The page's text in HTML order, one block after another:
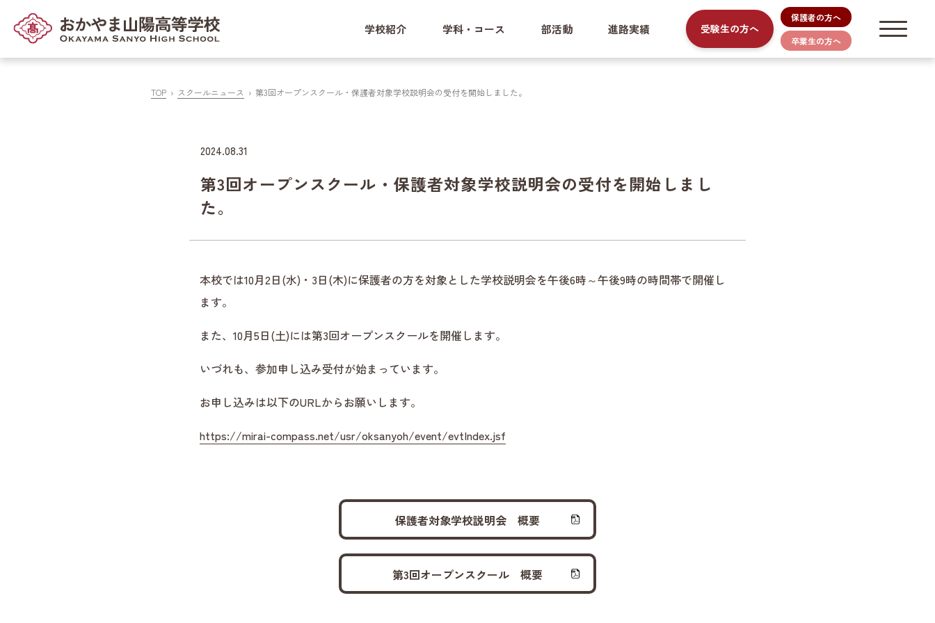
学校紹介 学科・コース 部活動 進路実績 受験生の方へ
保護者の方へ
卒業生の方へ
TOP スクールニュース 第3回オープンスクール・保護者対象学校説明会の受付を開始しました。
2024.08.31
第3回オープンスクール・保護者対象学校説明会の受付を開始しまし
た。
本校では10月2日(水)・3日(木)に保護者の方を対象とした学校説明会を午後6時～午後9時の時間帯で開催し
ます。
また、10月5日(土)には第3回オープンスクールを開催します。
いづれも、参加申し込み受付が始まっています。
お申し込みは以下のURLからお願いします。
https://mirai-compass.net/usr/oksanyoh/event/evtIndex.jsf
保護者対象学校説明会 概要
第3回オープンスクール 概要